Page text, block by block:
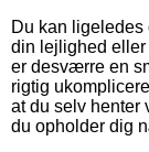
Du kan ligeledes
din lejlighed
er desværre en
rigtig
at du selv henter
du opholder dig